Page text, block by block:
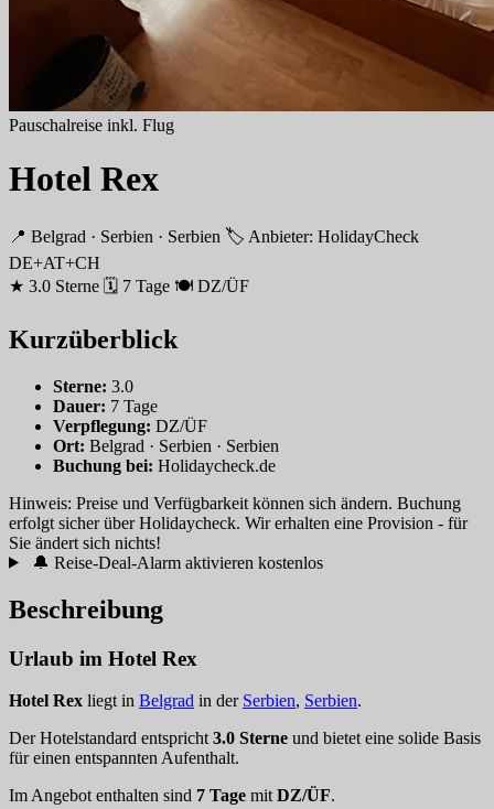
Pauschalreise inkl. Flug
Hotel Rex
📍 Belgrad · Serbien · Serbien 🏷 Anbieter: HolidayCheck
DE+AT+CH
★ 3.0 Sterne 🗓 7 Tage 🍽 DZ/ÜF
Kurzüberblick
Sterne: 3.0
Dauer: 7 Tage
Verpflegung: DZ/ÜF
Ort: Belgrad · Serbien · Serbien
Buchung bei: Holidaycheck.de
Hinweis: Preise und Verfügbarkeit können sich ändern. Buchung
erfolgt sicher über Holidaycheck. Wir erhalten eine Provision - für
Sie ändert sich nichts!
🔔 Reise-Deal-Alarm aktivieren kostenlos
Beschreibung
Urlaub im Hotel Rex
Hotel Rex liegt in Belgrad in der Serbien, Serbien.
Der Hotelstandard entspricht 3.0 Sterne und bietet eine solide Basis
für einen entspannten Aufenthalt.
Im Angebot enthalten sind 7 Tage mit DZ/ÜF.